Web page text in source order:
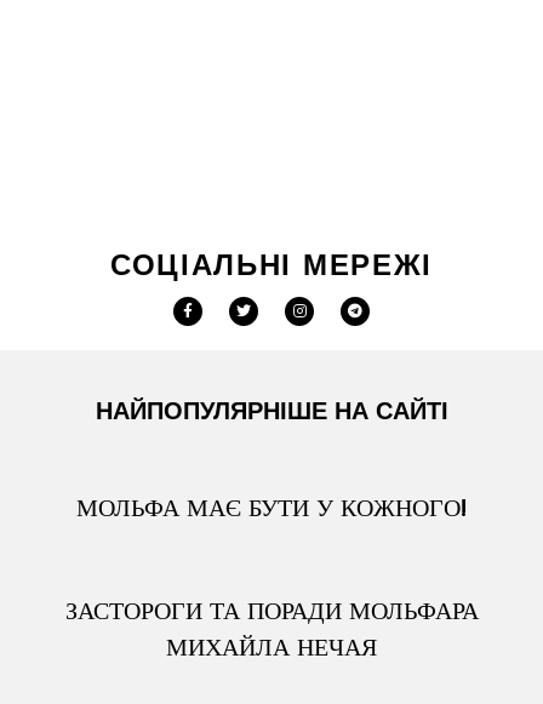
СОЦІАЛЬНІ МЕРЕЖІ
НАЙПОПУЛЯРНІШЕ НА САЙТІ
МОЛЬФА МАЄ БУТИ У КОЖНОГО!
ЗАСТОРОГИ ТА ПОРАДИ МОЛЬФАРА
МИХАЙЛА НЕЧАЯ